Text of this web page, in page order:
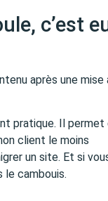
c’est
après une mise
pratique. Il permet
client le moins
un site. Et si
le cambouis.